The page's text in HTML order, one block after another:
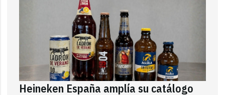
Heineken España amplía su catálogo